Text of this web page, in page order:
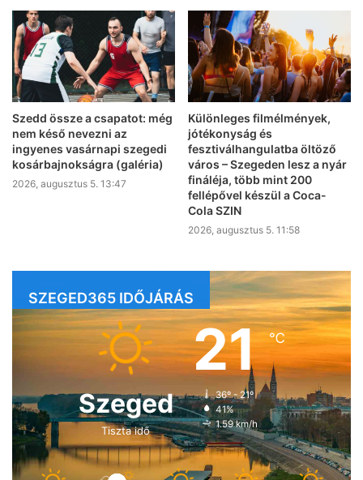
Szedd össze a csapatot: még
nem késő nevezni az
ingyenes vasárnapi szegedi
kosárbajnokságra (galéria)
2026, augusztus 5. 13:47
Különleges filmélmények,
jótékonyság és
fesztiválhangulatba öltöző
város – Szegeden lesz a nyár
fináléja, több mint 200
fellépővel készül a Coca-
Cola SZIN
2026, augusztus 5. 11:58
SZEGED365 IDŐJÁRÁS
Szeged
Tiszta idő
21℃
36º - 21º
41%
1.59 km/h